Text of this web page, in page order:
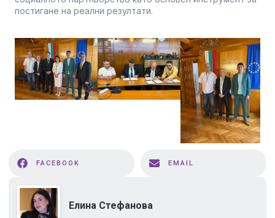
постигане на реални резултати.
FACEBOOK EMAIL
Елина Стефанова